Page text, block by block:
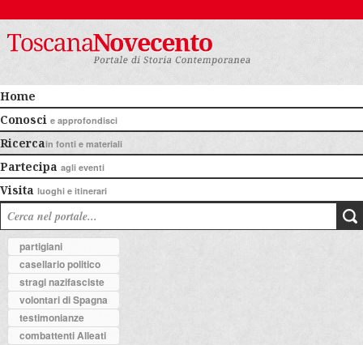
Home
Conosci e approfondisci
Ricercain fonti e materiali
Partecipa agli eventi
Visita luoghi e itinerari
partigiani
casellario politico
stragi nazifasciste
volontari di Spagna
testimonianze
combattenti Alleati